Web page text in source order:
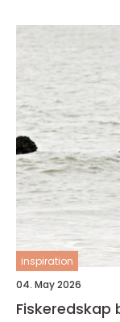
inspiration
04. May 2026
Fiskeredskap blekinge